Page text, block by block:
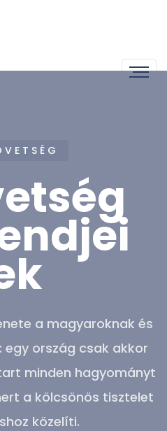
a magyaroknak és
egy ország csak akkor
minden hagyományt
a kölcsönös tisztelet
közelíti.